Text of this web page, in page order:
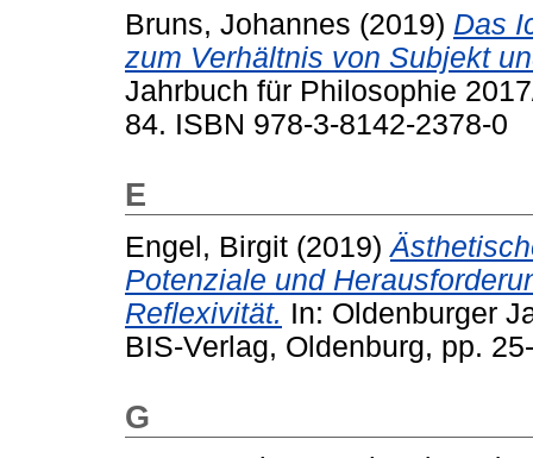
Bruns, Johannes (2019) Das
zum Verhältnis von Subjekt
Jahrbuch für Philosophie
84. ISBN 978-3-8142-2378-0
E
Engel, Birgit (2019)
Potenziale und
Reflexivität. In: Oldenburger
BIS-Verlag, Oldenburg, pp.
G